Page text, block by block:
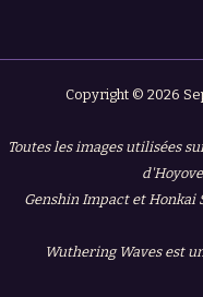
Copyright © 2026
Toutes les images utilisées
Genshin Impact et Honkai
Wuthering Waves est